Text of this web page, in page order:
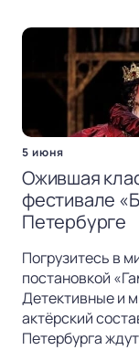
5 июня
Ожившая
фестивале
Петербурге
Погрузитесь в
постановкой
Детективные и
актёрский
Петербурга